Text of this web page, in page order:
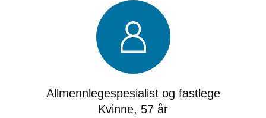
Allmennlegespesialist og fastlege
Kvinne, 57 år